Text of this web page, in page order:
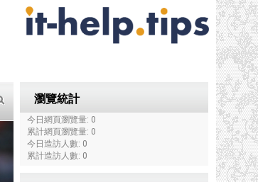
瀏覽統計
今日網頁瀏覽量: 0
累計網頁瀏覽量: 0
今日造訪人數: 0
累計造訪人數: 0